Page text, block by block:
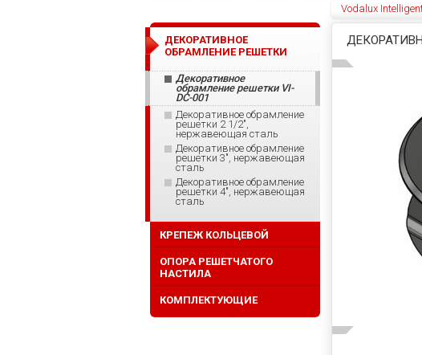
Vodalux
ДЕКОРАТИВНОЕ
ОБРАМЛЕНИЕ РЕШЕТКИ
Декоративное
обрамление решетки VI-
DC-001
Декоративное обрамление
решетки 2 1/2",
нержавеющая сталь
Декоративное обрамление
решетки 3", нержавеющая
сталь
Декоративное обрамление
решетки 4", нержавеющая
сталь
КРЕПЕЖ КОЛЬЦЕВОЙ
ОПОРА РЕШЕТЧАТОГО
НАСТИЛА
КОМПЛЕКТУЮЩИЕ